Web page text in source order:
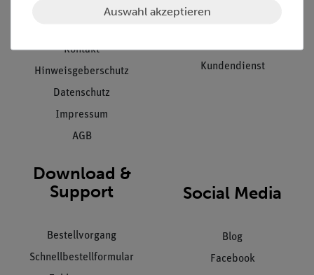
Kontakt
Hinweisgeberschutz
Datenschutz
Impressum
AGB
Inventarisierungs- &
Kundendienst
Download &
Support
Bestellvorgang
Schnellbestellformular
Social Media
Blog
Facebook
Auswahl akzeptieren